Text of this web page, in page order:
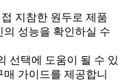
지참한 원두로 제품
성능을 확인하실 수
선택에 도움이 될 수 있
가이드를 제공합니